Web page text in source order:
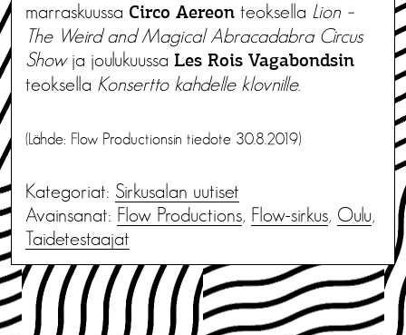
marraskuussa Circo Aereon teoksella Lion –
The Weird and Magical Abracadabra Circus
Showja joulukuussa Les Rois Vagabondsin
teoksella Konsertto kahdelle klovnille.
(Lähde: Flow Productionsin tiedote 30.8.2019)
Kategoriat: Sirkusalan uutiset
Avainsanat: Flow Productions, Flow-sirkus, Oulu,
Taidetestaajat